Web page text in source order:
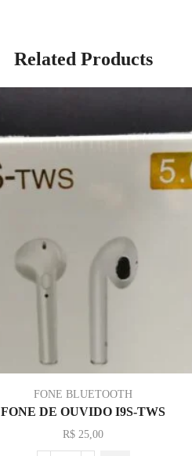
Related Products
FONE BLUETOOTH
FONE DE OUVIDO I9S-TWS
R$ 25,00